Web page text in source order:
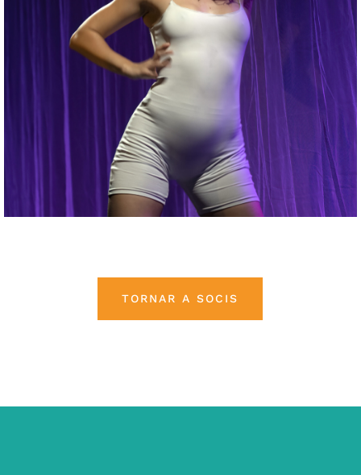
TORNAR A SOCIS